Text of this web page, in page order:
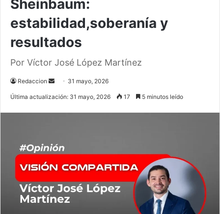
Sheinbaum:
estabilidad,soberanía y
resultados
Por Víctor José López Martínez
Redaccion
Send 31 mayo, 2026
Última actualización: 31 mayo, 2026 17 5 minutos leído